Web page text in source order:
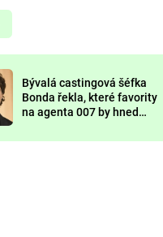
Prima LAJK
Sledujte nás
Bývalá castingová šéfka
Bonda řekla, které favority
na agenta 007 by hned